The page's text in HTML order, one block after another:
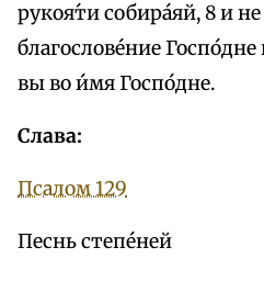
рукоя́ти собира́яй, 8 и
благослове́ние
вы во и́мя Госпо́дне.
Слава:
Псалом 129
Песнь степе́ней